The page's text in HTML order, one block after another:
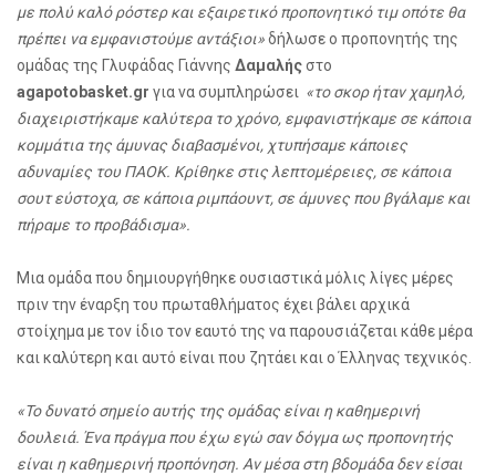
με πολύ καλό ρόστερ και εξαιρετικό προπονητικό τιμ οπότε θα
πρέπει να εμφανιστούμε αντάξιοι»δήλωσε ο προπονητής της
ομάδας της Γλυφάδας Γιάννης Δαμαλήςστο
agapotobasket.gr για να συμπληρώσει «το σκορ ήταν χαμηλό,
διαχειριστήκαμε καλύτερα το χρόνο, εμφανιστήκαμε σε κάποια
κομμάτια της άμυνας διαβασμένοι, χτυπήσαμε κάποιες
αδυναμίες του ΠΑΟΚ. Κρίθηκε στις λεπτομέρειες, σε κάποια
σουτ εύστοχα, σε κάποια ριμπάουντ, σε άμυνες που βγάλαμε και
πήραμε το προβάδισμα».
Μια ομάδα που δημιουργήθηκε ουσιαστικά μόλις λίγες μέρες
πριν την έναρξη του πρωταθλήματος έχει βάλει αρχικά
στοίχημα με τον ίδιο τον εαυτό της να παρουσιάζεται κάθε μέρα
και καλύτερη και αυτό είναι που ζητάει και ο Έλληνας τεχνικός.
«Το δυνατό σημείο αυτής της ομάδας είναι η καθημερινή
δουλειά. Ένα πράγμα που έχω εγώ σαν δόγμα ως προπονητής
είναι η καθημερινή προπόνηση. Αν μέσα στη βδομάδα δεν είσαι